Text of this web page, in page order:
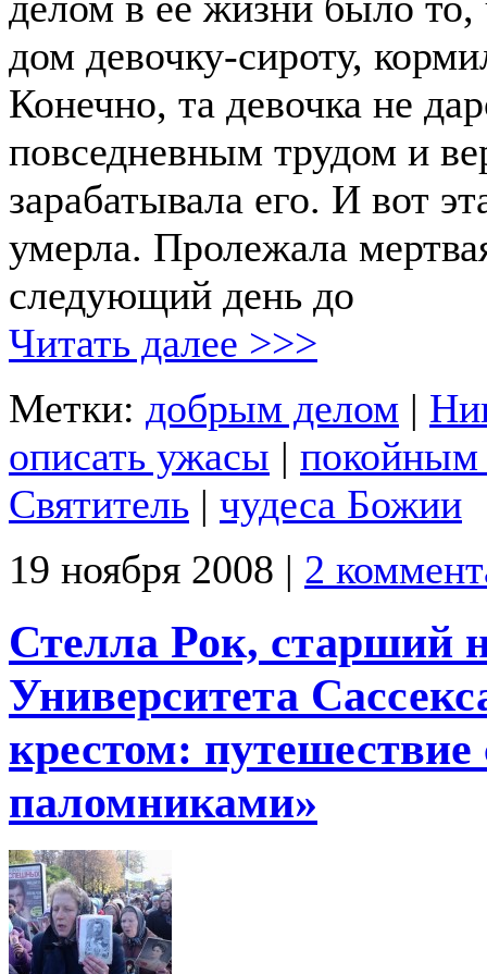
дом девочку-сироту,
Конечно, та девочка не
повседневным трудом и
зарабатывала его. И вот
умерла. Пролежала
следующий день до
Читать далее >>>
Метки: добрым делом |
описать ужасы | покойным
Святитель | чудеса Божии
19 ноября 2008 | 2
Стелла Рок, старший
Университета
крестом: путешествие
паломниками»